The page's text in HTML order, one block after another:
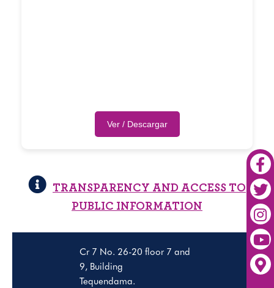
Ver / Descargar
TRANSPARENCY AND ACCESS TO
PUBLIC INFORMATION
Cr 7 No. 26-20 floor 7 and
9, Building
Tequendama.